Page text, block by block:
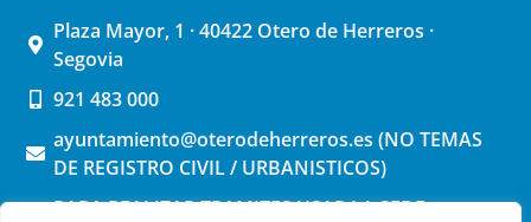
Plaza Mayor, 1 · 40422 Otero de Herreros ·
Segovia
921 483 000
ayuntamiento@oterodeherreros.es (NO TEMAS
DE REGISTRO CIVIL / URBANISTICOS)
PARA REALIZAR TRAMITES USAR LA SEDE